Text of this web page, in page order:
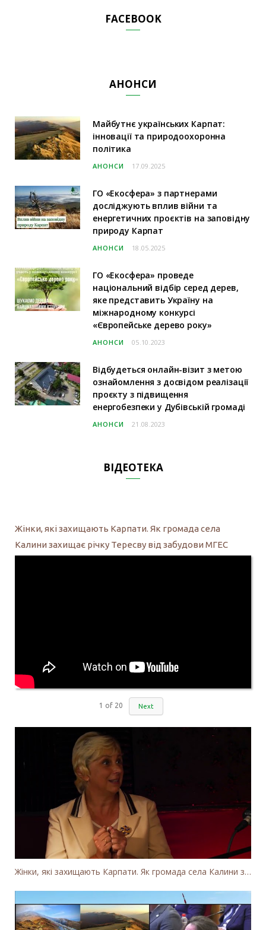
FACEBOOK
АНОНСИ
Майбутнє українських Карпат:
інновації та природоохоронна
політика
АНОНСИ 17.09.2025
ГО «Екосфера» з партнерами
досліджують вплив війни та
енергетичних проєктів на заповідну
природу Карпат
АНОНСИ 18.05.2025
ГО «Екосфера» проведе
національний відбір серед дерев,
яке представить Україну на
міжнародному конкурсі
«Європейське дерево року»
АНОНСИ 05.10.2023
Відбудеться онлайн-візит з метою
ознайомлення з досвідом реалізації
проєкту з підвищення
енергобезпеки у Дубівській громаді
АНОНСИ 21.08.2023
ВІДЕОТЕКА
Жінки, які захищають Карпати. Як громада села
Калини захищає річку Тересву від забудови МГЕС
1 of 20 Next
Жінки, які захищають Карпати. Як громада села Калини захищає річку Тересву від забудови МГЕС